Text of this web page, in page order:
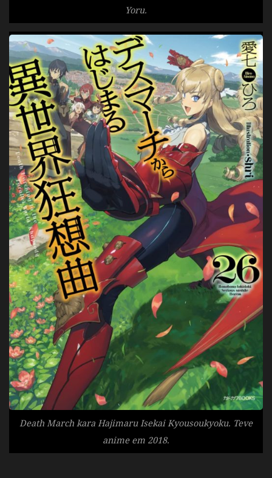
Yoru.
Death March kara Hajimaru Isekai Kyousoukyoku. Teve
anime em 2018.